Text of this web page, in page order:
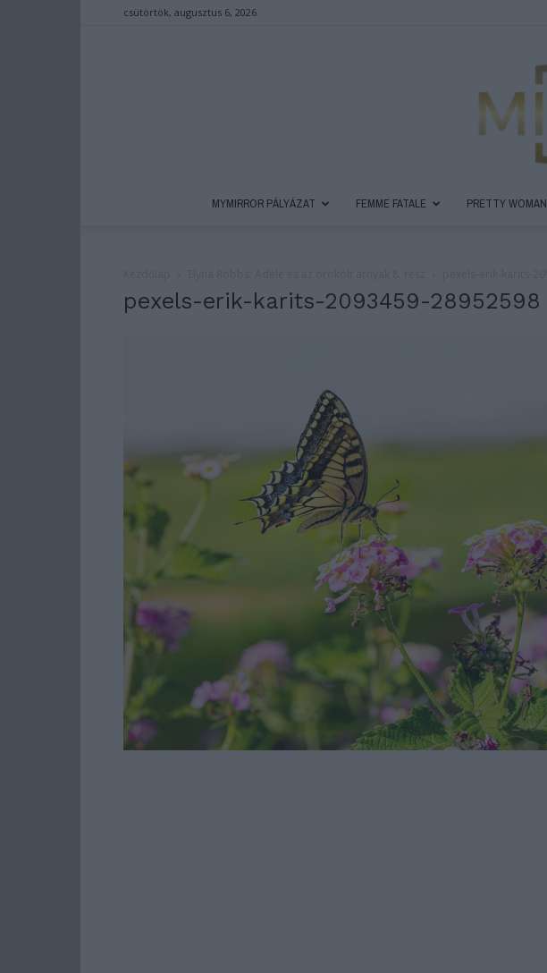
csütörtök, augusztus 6, 2026
MYMIRROR PÁLYÁZAT FEMME FATALE PRETTY WOMAN
pexels-erik-karits-2093459-28952598